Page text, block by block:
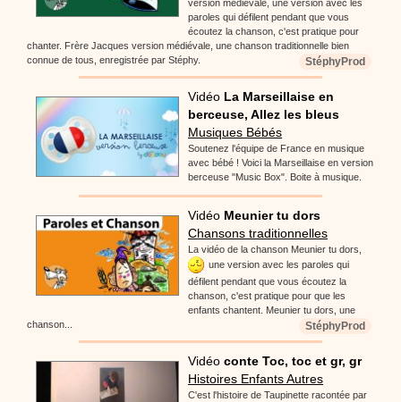
version médiévale, une version avec les
paroles qui défilent pendant que vous
écoutez la chanson, c'est pratique pour
chanter. Frère Jacques version médiévale, une chanson traditionnelle bien
connue de tous, enregistrée par Stéphy.
StéphyProd
Vidéo La Marseillaise en
berceuse, Allez les bleus
Musiques Bébés
Soutenez l'équipe de France en musique
avec bébé ! Voici la Marseillaise en version
berceuse "Music Box". Boite à musique.
Vidéo Meunier tu dors
Chansons traditionnelles
La vidéo de la chanson Meunier tu dors,
une version avec les paroles qui
défilent pendant que vous écoutez la
chanson, c'est pratique pour que les
enfants chantent. Meunier tu dors, une
chanson...
StéphyProd
Vidéo conte Toc, toc et gr, gr
Histoires Enfants Autres
C'est l'histoire de Taupinette racontée par